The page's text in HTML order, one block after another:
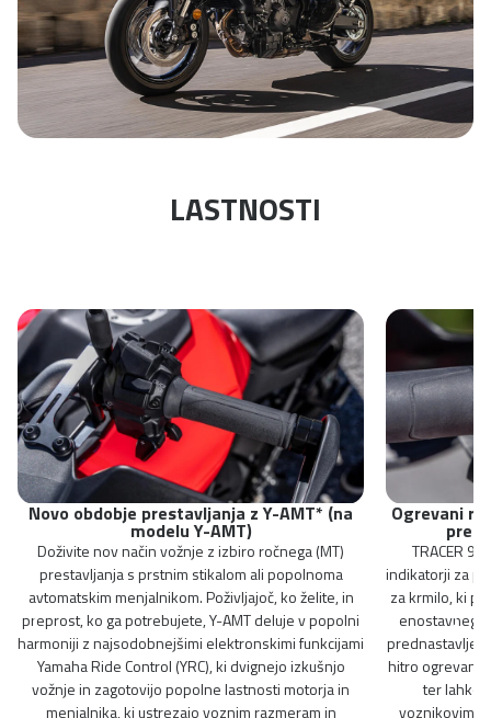
LASTNOSTI
Novo obdobje prestavljanja z Y-AMT* (na
modelu Y-AMT)
Doživite nov način vožnje z izbiro ročnega (MT)
prestavljanja s prstnim stikalom ali popolnoma
avtomatskim menjalnikom. Poživljajoč, ko želite, in
preprost, ko ga potrebujete, Y-AMT deluje v popolni
harmoniji z najsodobnejšimi elektronskimi funkcijami
Yamaha Ride Control (YRC), ki dvignejo izkušnjo
vožnje in zagotovijo popolne lastnosti motorja in
menjalnika, ki ustrezajo voznim razmeram in
Ogrevani
TRACER 9
indikatorji za
za krmilo, ki
enostavnega
hitro
ter lahko
voznikovim